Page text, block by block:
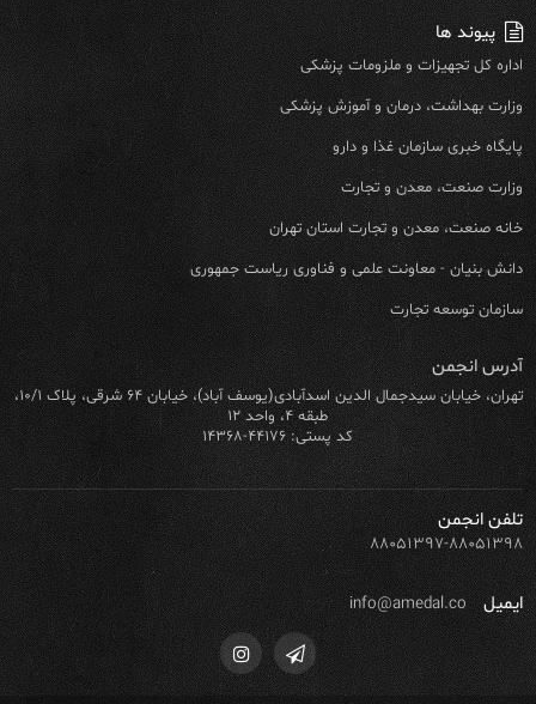
پیوند ها
اداره کل تجهیزات و ملزومات پزشکی
وزارت بهداشت، درمان و آموزش پزشکی
پایگاه خبری سازمان غذا و دارو
وزارت صنعت، معدن و تجارت
خانه صنعت، معدن و تجارت استان تهران
دانش بنیان - معاونت علمی و فناوری ریاست جمهوری
سازمان توسعه تجارت
آدرس انجمن
تهران، خیابان سیدجمال الدین اسدآبادی(یوسف آباد)، خیابان ۶۴ شرقی، پلاک ۱۰/۱،
طبقه ۴، واحد ۱۲
کد پستی: ۴۴۱۷۶-۱۴۳۶۸
تلفن انجمن
۸۸۰۵۱۳۹۷-۸۸۰۵۱۳۹۸
ایمیل info@amedal.co